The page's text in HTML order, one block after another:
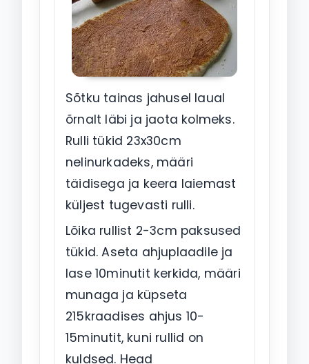
Sõtku tainas jahusel laual
õrnalt läbi ja jaota kolmeks.
Rulli tükid 23x30cm
nelinurkadeks, määri
täidisega ja keera laiemast
küljest tugevasti rulli.
Lõika rullist 2-3cm paksused
tükid. Aseta ahjuplaadile ja
lase 10minutit kerkida, määri
munaga ja küpseta
215kraadises ahjus 10-
15minutit, kuni rullid on
kuldsed. Head